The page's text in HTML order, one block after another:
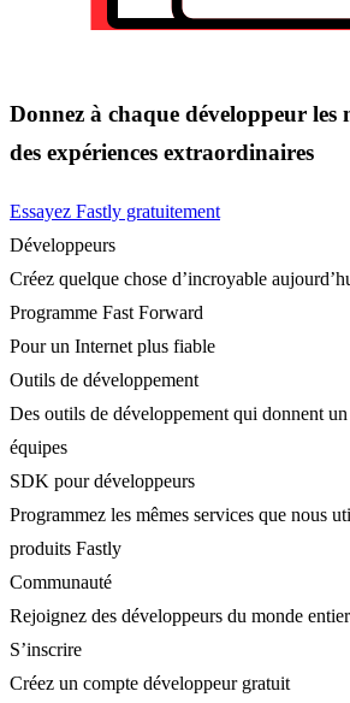
Donnez à chaque développeur les
des expériences extraordinaires
Essayez Fastly gratuitement
Développeurs
Créez quelque chose d’incroyable
Programme Fast Forward
Pour un Internet plus fiable
Outils de développement
Des outils de développement qui donnent
équipes
SDK pour développeurs
Programmez les mêmes services que nous
produits Fastly
Communauté
Rejoignez des développeurs du monde entier
S’inscrire
Créez un compte développeur gratuit